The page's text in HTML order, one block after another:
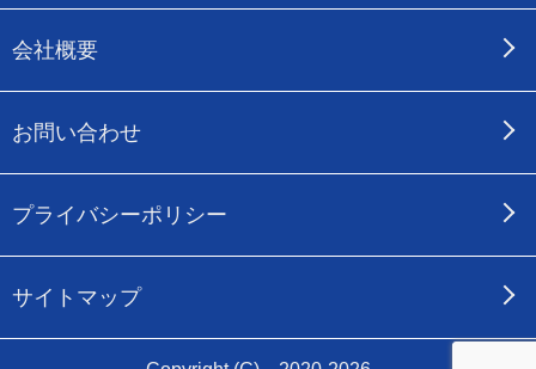
会社概要
お問い合わせ
プライバシーポリシー
サイトマップ